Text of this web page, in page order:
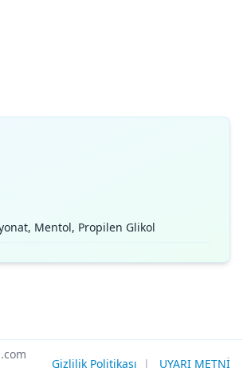
Mentol, Propilen Glikol
Gizlilik Politikası | UYARI METNİ